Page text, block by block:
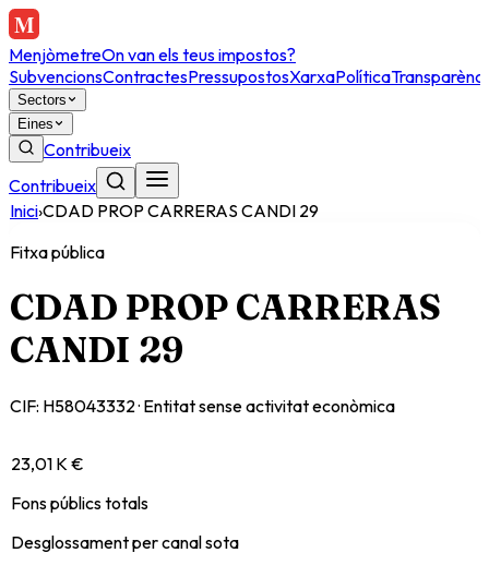
MenjòmetreOn van els teus impostos?
SubvencionsContractesPressupostosXarxaPolítica
Sectors
Eines
Contribueix
Contribueix
Inici›CDAD PROP CARRERAS CANDI 29
Fitxa pública
CDAD PROP CARRERAS
CANDI 29
CIF: H58043332· Entitat sense activitat econòmica
23,01 K €
Fons públics totals
Desglossament per canal sota